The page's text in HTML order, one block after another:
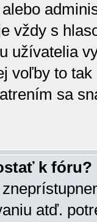
vždy s
užívatelia
voľby to
sa
k fóru?
atď.